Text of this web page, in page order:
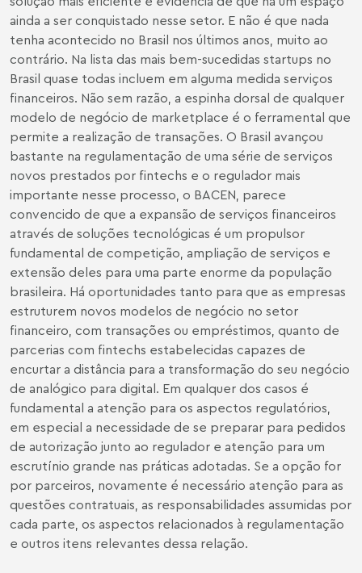
ainda a ser conquistado nesse setor. E não é que nada
tenha acontecido no Brasil nos últimos anos, muito ao
contrário. Na lista das mais bem-sucedidas startups no
Brasil quase todas incluem em alguma medida serviços
financeiros. Não sem razão, a espinha dorsal de qualquer
modelo de negócio de marketplace é o ferramental que
permite a realização de transações. O Brasil avançou
bastante na regulamentação de uma série de serviços
novos prestados por fintechs e o regulador mais
importante nesse processo, o BACEN, parece
convencido de que a expansão de serviços financeiros
através de soluções tecnológicas é um propulsor
fundamental de competição, ampliação de serviços e
extensão deles para uma parte enorme da população
brasileira. Há oportunidades tanto para que as empresas
estruturem novos modelos de negócio no setor
financeiro, com transações ou empréstimos, quanto de
parcerias com fintechs estabelecidas capazes de
encurtar a distância para a transformação do seu negócio
de analógico para digital. Em qualquer dos casos é
fundamental a atenção para os aspectos regulatórios,
em especial a necessidade de se preparar para pedidos
de autorização junto ao regulador e atenção para um
escrutínio grande nas práticas adotadas. Se a opção for
por parceiros, novamente é necessário atenção para as
questões contratuais, as responsabilidades assumidas por
cada parte, os aspectos relacionados à regulamentação
e outros itens relevantes dessa relação.